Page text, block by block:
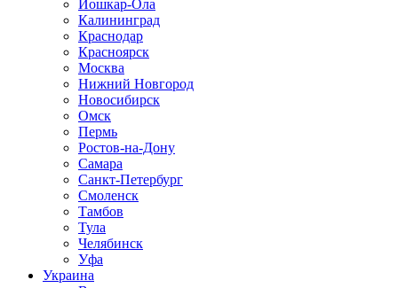
Йошкар-Ола
Калининград
Краснодар
Красноярск
Москва
Нижний Новгород
Новосибирск
Омск
Пермь
Ростов-на-Дону
Самара
Санкт-Петербург
Смоленск
Тамбов
Тула
Челябинск
Уфа
Украина